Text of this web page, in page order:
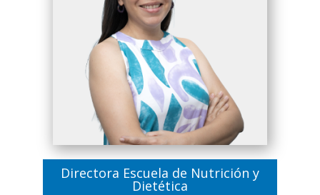
Directora Escuela de Nutrición y
Dietética